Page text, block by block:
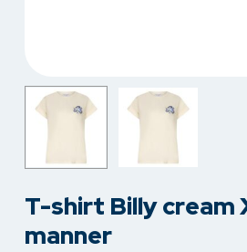
T-shirt Billy cream
manner